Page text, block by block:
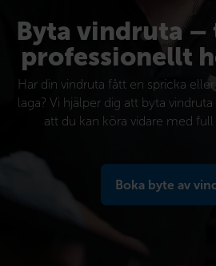
Byta vindruta
professionellt
Har din vindruta fått en spricka
laga? Vi hjälper dig att byta
att du kan köra vidare med
Boka byte av